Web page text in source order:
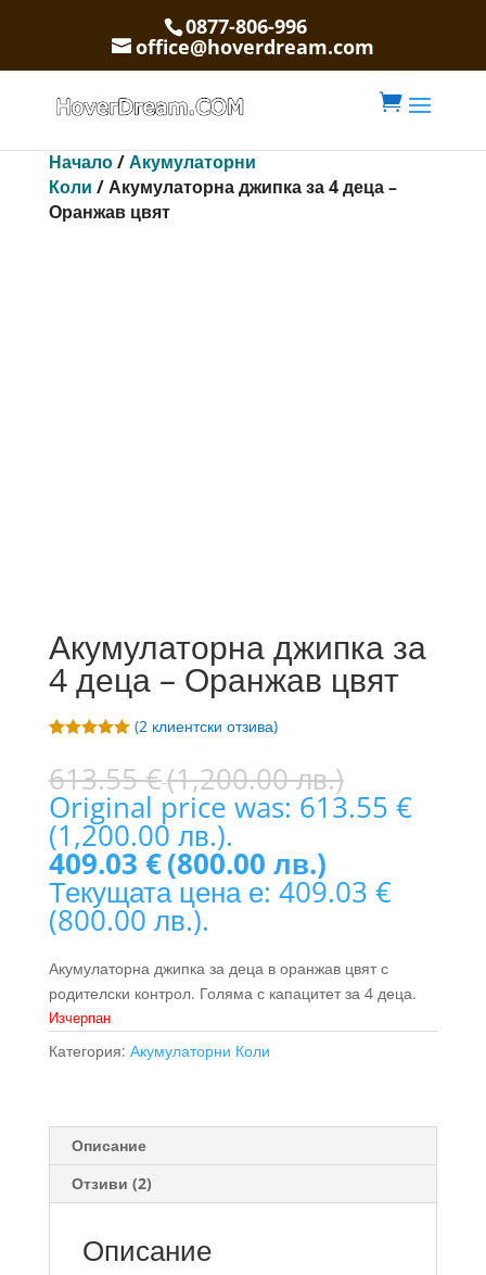
0877-806-996
office@hoverdream.com

Начало/Акумулаторни
Коли / Акумулаторна джипка за 4 деца –
Оранжав цвят
Акумулаторна джипка за
4 деца – Оранжав цвят
базирано на
потребителс
ки оценки
(2 клиентски отзива)
613.55€(1,200.00 лв.)
Original price was: 613.55 €
(1,200.00 лв.).
409.03 €(800.00 лв.)
Текущата цена е: 409.03 €
(800.00 лв.).
Акумулаторна джипка за деца в оранжав цвят с
родителски контрол. Голяма с капацитет за 4 деца.
Изчерпан
Категория: Акумулаторни Коли
Описание
Отзиви (2)
Описание